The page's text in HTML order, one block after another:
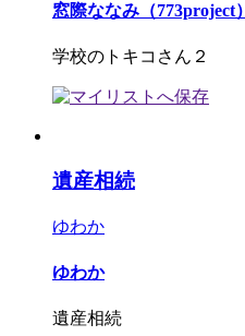
窓際ななみ（773project）
学校のトキコさん２
遺産相続
ゆわか
ゆわか
遺産相続